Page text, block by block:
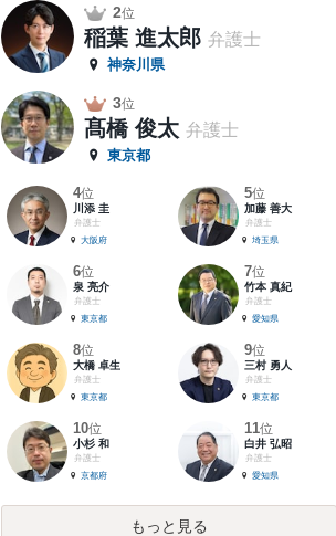
2位
稲葉 進太郎 弁護士
神奈川県
3位
髙橋 俊太 弁護士
東京都
4位
川添 圭
弁護士
大阪府
5位
加藤 善大
弁護士
埼玉県
6位
泉 亮介
弁護士
東京都
7位
竹本 真紀
弁護士
愛知県
8位
大橋 卓生
弁護士
東京都
9位
三村 勇人
弁護士
東京都
10位
小杉 和
弁護士
京都府
11位
白井 弘昭
弁護士
愛知県
もっと見る